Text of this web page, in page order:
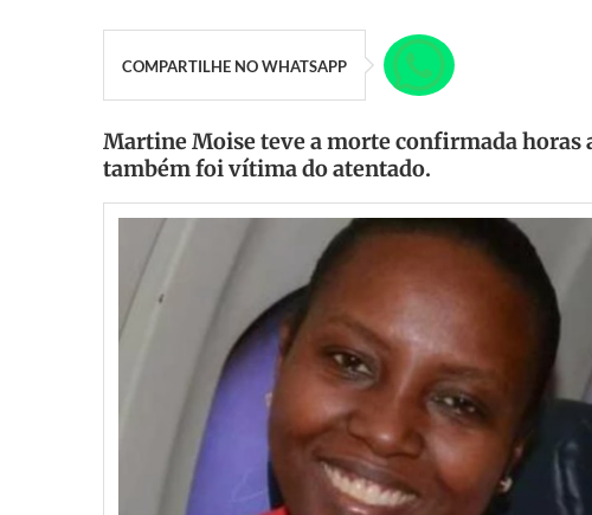
COMPARTILHE NO WHATSAPP
Martine Moise teve a morte confirmada horas
também foi vítima do atentado.